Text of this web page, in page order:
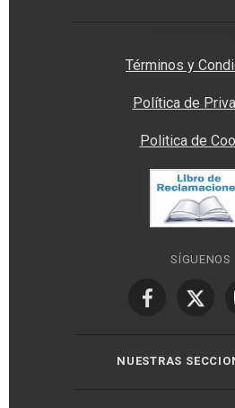
Términos y
Política de
Politica de
SÍGUENOS
NUESTRAS